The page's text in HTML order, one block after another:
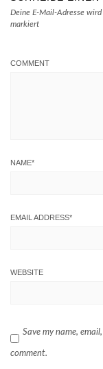
Deine E-Mail-Adresse
markiert
COMMENT
NAME*
EMAIL ADDRESS*
WEBSITE
Save my name,
comment.